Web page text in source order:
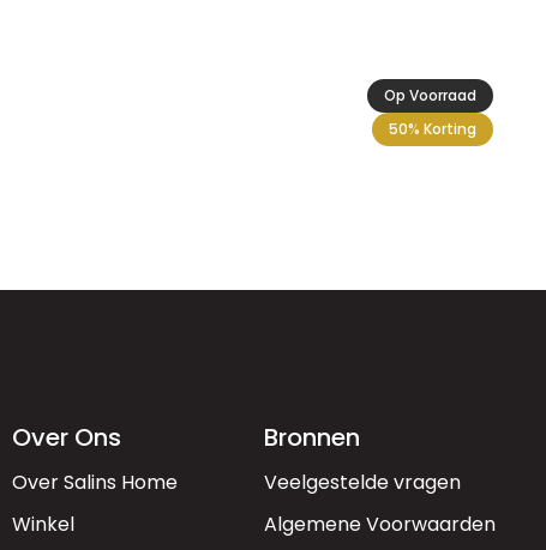
Op Voorraad
50% Korting
Over Ons
Over Salins Home
Winkel
Bronnen
Veelgestelde vragen
Algemene Voorwaarden